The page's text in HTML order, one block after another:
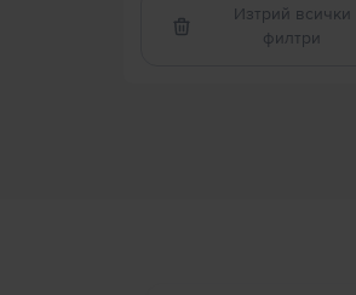
Изтрий всички
филтри